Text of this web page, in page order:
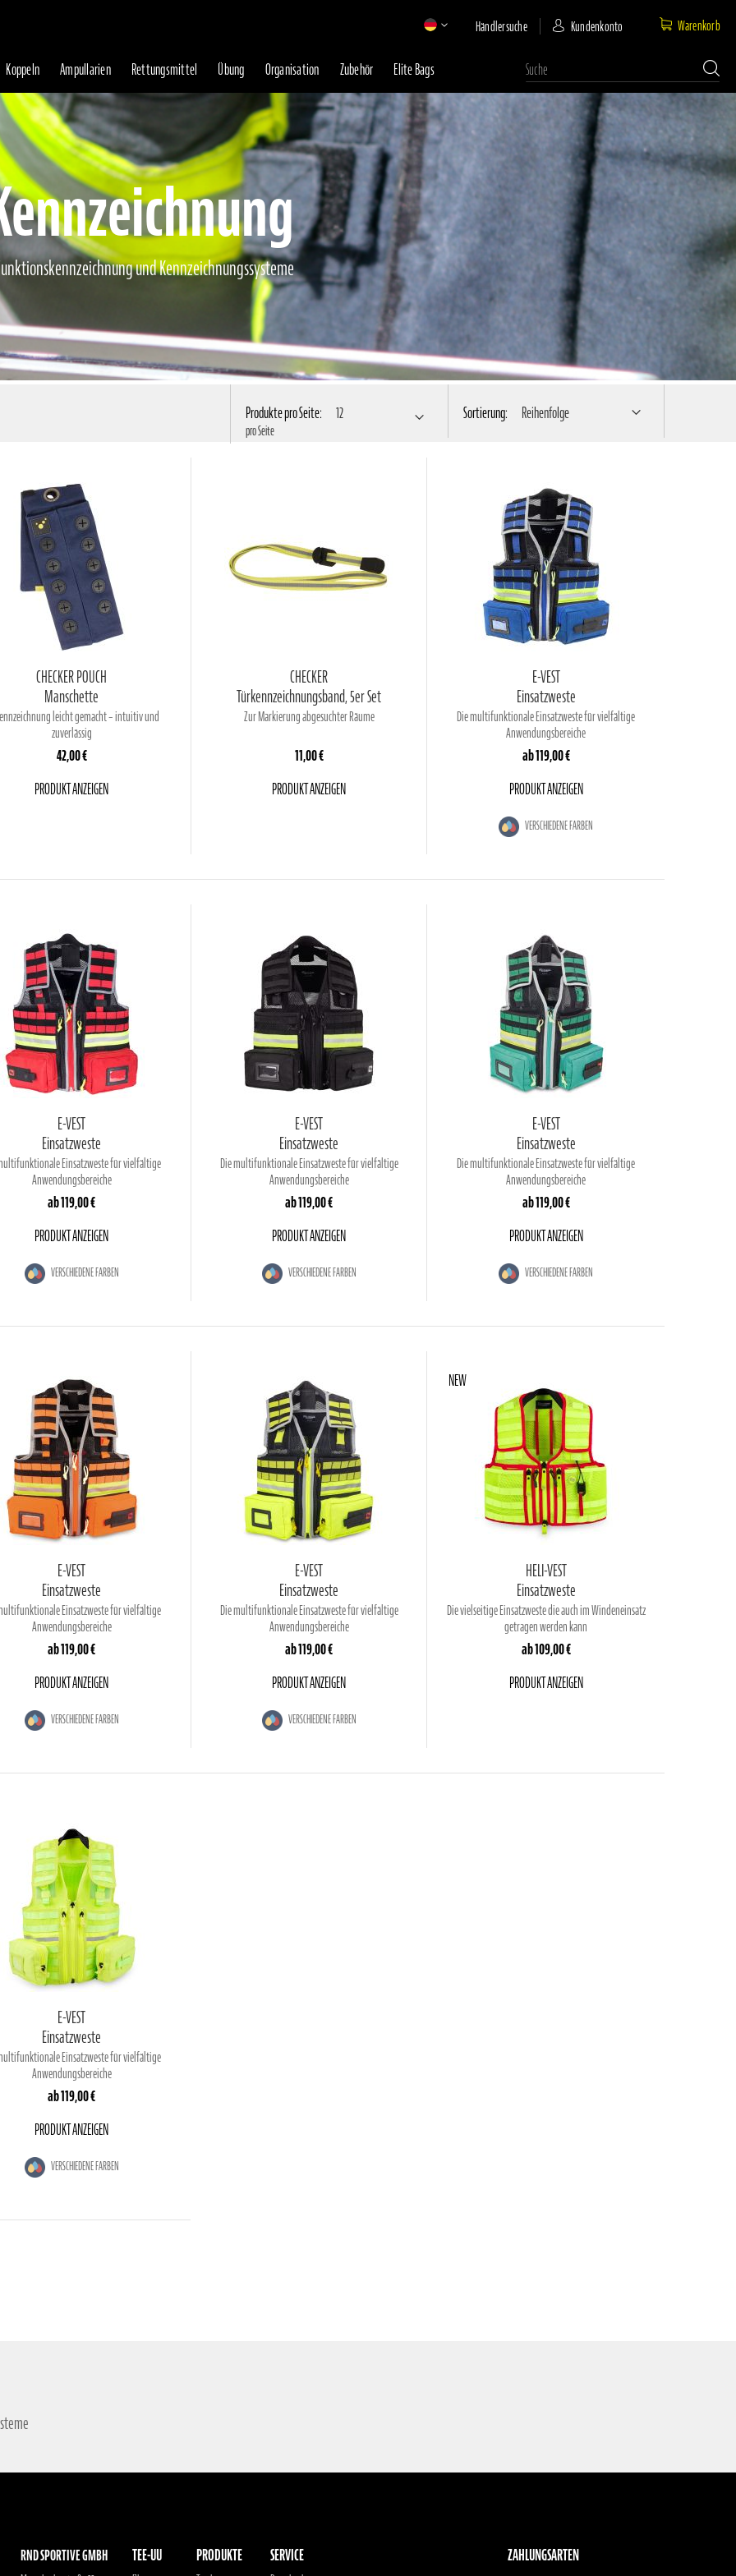
Händlersuche Kundenkonto Warenkorb
Koppeln Ampullarien Rettungsmittel Übung Organisation Zubehör Elite Bags
Suche
und Kennzeichnungssysteme
Produkte pro Seite: 12
pro Seite
Sortierung: Reihenfolge
CHECKER POUCH
Manschette
leicht gemacht – intuitiv und
zuverlässig
42,00 €
PRODUKT ANZEIGEN
CHECKER
Türkennzeichnungsband, 5er Set
Zur Markierung abgesuchter Räume
11,00 €
PRODUKT ANZEIGEN
E-VEST
Einsatzweste
Die multifunktionale Einsatzweste für vielfältige
Anwendungsbereiche
ab119,00 €
PRODUKT ANZEIGEN
VERSCHIEDENE FARBEN
E-VEST
Einsatzweste
Einsatzweste für vielfältige
Anwendungsbereiche
ab119,00 €
PRODUKT ANZEIGEN
VERSCHIEDENE FARBEN
E-VEST
Einsatzweste
Die multifunktionale Einsatzweste für vielfältige
Anwendungsbereiche
ab119,00 €
PRODUKT ANZEIGEN
VERSCHIEDENE FARBEN
E-VEST
Einsatzweste
Die multifunktionale Einsatzweste für vielfältige
Anwendungsbereiche
ab119,00 €
PRODUKT ANZEIGEN
VERSCHIEDENE FARBEN
E-VEST
Einsatzweste
Einsatzweste für vielfältige
Anwendungsbereiche
ab119,00 €
PRODUKT ANZEIGEN
VERSCHIEDENE FARBEN
E-VEST
Einsatzweste
Die multifunktionale Einsatzweste für vielfältige
Anwendungsbereiche
ab119,00 €
PRODUKT ANZEIGEN
VERSCHIEDENE FARBEN
HELI-VEST
Einsatzweste
Die vielseitige Einsatzweste die auch im Windeneinsatz
getragen werden kann
ab109,00 €
PRODUKT ANZEIGEN
NEW
E-VEST
Einsatzweste
Einsatzweste für vielfältige
Anwendungsbereiche
ab119,00 €
PRODUKT ANZEIGEN
VERSCHIEDENE FARBEN
RND SPORTIVE GMBH TEE-UU PRODUKTE SERVICE ZAHLUNGSARTEN